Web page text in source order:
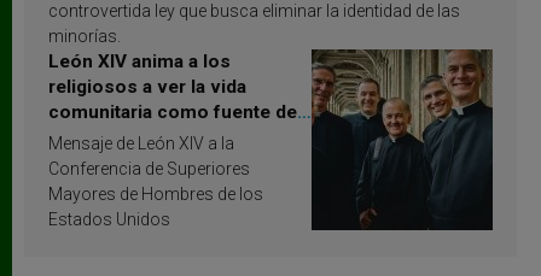
controvertida ley que busca eliminar la identidad de las
minorías.
León XIV anima a los
religiosos a ver la vida
comunitaria como fuente de
inspiración y santificación
Mensaje de León XIV a la
Conferencia de Superiores
Mayores de Hombres de los
Estados Unidos